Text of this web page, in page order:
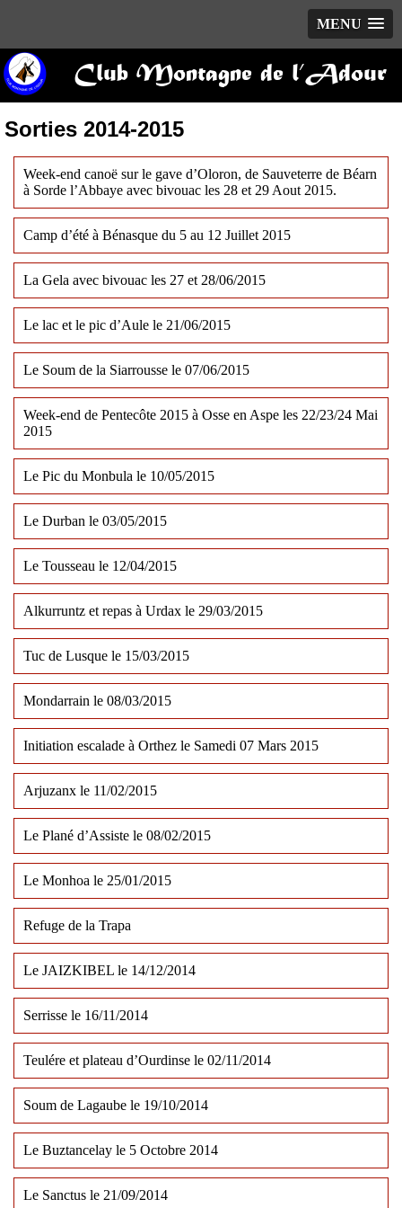
MENU
Club Montagne de l’Adour
Sorties 2014-2015
Week-end canoë sur le gave d’Oloron, de Sauveterre de Béarn
à Sorde l’Abbaye avec bivouac les 28 et 29 Aout 2015.
Camp d’été à Bénasque du 5 au 12 Juillet 2015
La Gela avec bivouac les 27 et 28/06/2015
Le lac et le pic d’Aule le 21/06/2015
Le Soum de la Siarrousse le 07/06/2015
Week-end de Pentecôte 2015 à Osse en Aspe les 22/23/24 Mai
2015
Le Pic du Monbula le 10/05/2015
Le Durban le 03/05/2015
Le Tousseau le 12/04/2015
Alkurruntz et repas à Urdax le 29/03/2015
Tuc de Lusque le 15/03/2015
Mondarrain le 08/03/2015
Initiation escalade à Orthez le Samedi 07 Mars 2015
Arjuzanx le 11/02/2015
Le Plané d’Assiste le 08/02/2015
Le Monhoa le 25/01/2015
Refuge de la Trapa
Le JAIZKIBEL le 14/12/2014
Serrisse le 16/11/2014
Teulére et plateau d’Ourdinse le 02/11/2014
Soum de Lagaube le 19/10/2014
Le Buztancelay le 5 Octobre 2014
Le Sanctus le 21/09/2014